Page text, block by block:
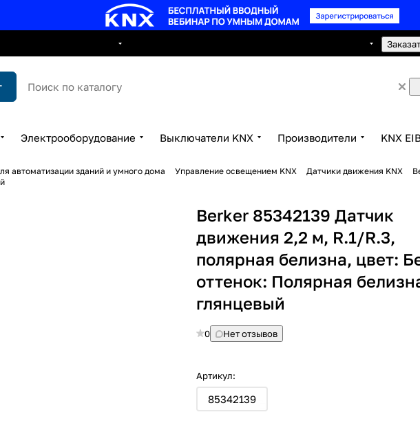
Электрооборудование Выключатели KNX Производители KNX
автоматизации зданий и умного дома Управление освещением KNX Датчики движения KNX
Berker 85342139 Датчик
движения 2,2 м, R.1/R.3,
полярная белизна, цвет:
оттенок: Полярная
глянцевый
0 Нет отзывов
Артикул:
85342139